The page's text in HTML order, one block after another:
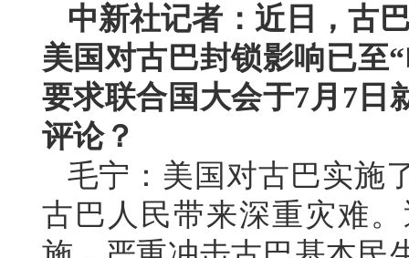
中新社记者：近日，古
美国对古巴封锁影响已至
要求联合国大会于7月7日
评论？
毛宁：美国对古巴实施
古巴人民带来深重灾难